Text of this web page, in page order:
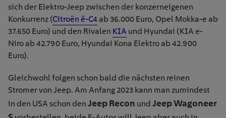
sich der Elektro-Jeep zwischen der konzerneigenen
Konkurrenz (Citroën ë-C4 ab 36.000 Euro, Opel Mokka-e ab
37.650 Euro) und den Rivalen KIA und Hyundai (KIA e-
Niro ab 42.790 Euro, Hyundai Kona Elektro ab 42.900
Euro).
Gleichwohl folgen schon bald die nächsten reinen
Stromer von Jeep. Am Anfang 2023 kann man zumindest
in den USA schon den Jeep Recon und Jeep Wagoneer